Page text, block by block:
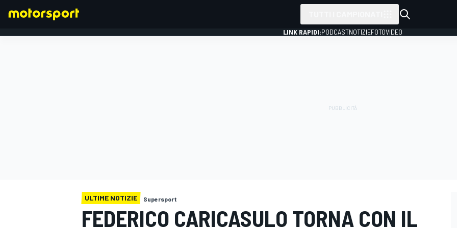
LINK RAPIDI:PODCASTNOTIZIEFOTOVIDEO
ULTIME NOTIZIE Supersport
FEDERICO CARICASULO TORNA CON IL